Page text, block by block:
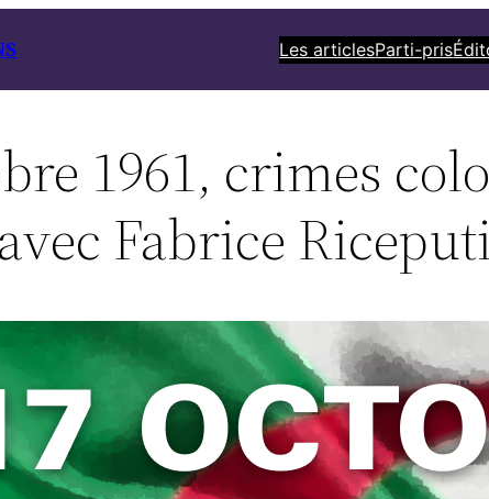
Les articlesParti-pris
1961, crimes
Fabrice